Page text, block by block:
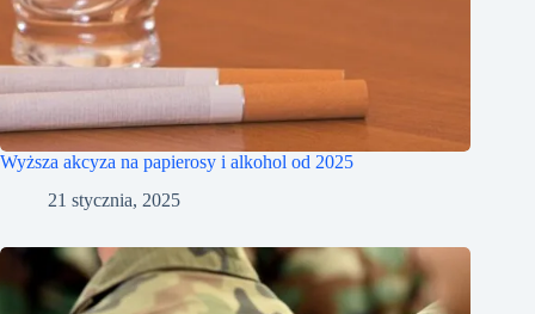
Wyższa akcyza na papierosy i alkohol od 2025
21 stycznia, 2025